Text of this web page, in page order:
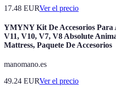
17.48 EURVer el precio
YMYNY Kit De Accesorios Para
V11, V10, V7, V8 Absolute
Mattress, Paquete De Accesorios
manomano.es
49.24 EURVer el precio